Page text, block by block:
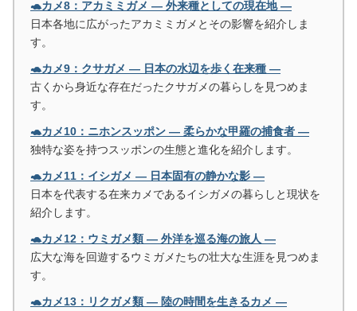
🐢カメ8：アカミミガメ ― 外来種としての現在地 ―
日本各地に広がったアカミミガメとその影響を紹介しま
す。
🐢カメ9：クサガメ ― 日本の水辺を歩く在来種 ―
古くから身近な存在だったクサガメの暮らしを見つめま
す。
🐢カメ10：ニホンスッポン ― 柔らかな甲羅の捕食者 ―
独特な姿を持つスッポンの生態と進化を紹介します。
🐢カメ11：イシガメ ― 日本固有の静かな影 ―
日本を代表する在来カメであるイシガメの暮らしと現状を
紹介します。
🐢カメ12：ウミガメ類 ― 外洋を巡る海の旅人 ―
広大な海を回遊するウミガメたちの壮大な生涯を見つめま
す。
🐢カメ13：リクガメ類 ― 陸の時間を生きるカメ ―